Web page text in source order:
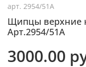
арт. 2954/51A
Щипцы верхние
Арт.2954/51А
3000.00